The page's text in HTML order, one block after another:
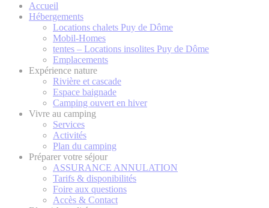
Accueil
Hébergements
Locations chalets Puy de Dôme
Mobil-Homes
tentes – Locations insolites Puy de Dôme
Emplacements
Expérience nature
Rivière et cascade
Espace baignade
Camping ouvert en hiver
Vivre au camping
Services
Activités
Plan du camping
Préparer votre séjour
ASSURANCE ANNULATION
Tarifs & disponibilités
Foire aux questions
Accès & Contact